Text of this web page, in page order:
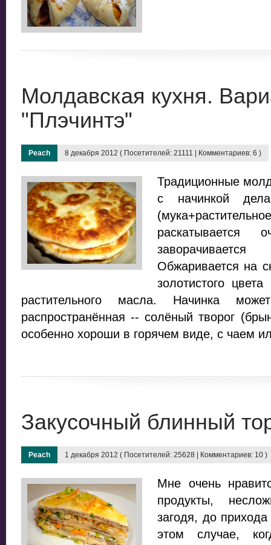
Молдавская кухня.
"Плэчинтэ"
Peach 8 декабря 2012 ( Посетителей: 21111 | Комментариев: 6 )
Традиционные
с начинкой
Обжаривается на
золотистого
растительного масла. Начинка
распространённая -- солёный творог
особенно хороши в горячем виде, с чаем
Закусочный блинный
Peach 1 декабря 2012 ( Посетителей: 25628 | Комментариев: 10 )
Мне очень
продукты,
загодя, до
этом случае,